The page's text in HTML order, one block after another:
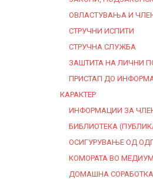
ОВЛАСТУВАЊА И
СТРУЧНИ ИСПИТИ
СТРУЧНА СЛУЖБА
ЗАШТИТА НА ЛИЧНИ
ПРИСТАП ДО
КАРАКТЕР
ИНФОРМАЦИИ ЗА
БИБЛИОТЕКА
ОСИГУРУВАЊЕ ОД
КОМОРАТА ВО
ДОМАШНА СОРАБОТКА